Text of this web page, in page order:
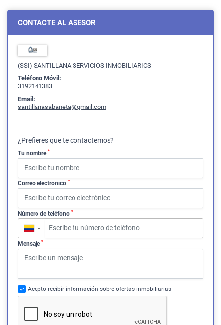
CONTACTE AL ASESOR
(SSI) SANTILLANA SERVICIOS INMOBILIARIOS
Teléfono Móvil:
3192141383
Email:
santillanasabaneta@gmail.com
¿Prefieres que te contactemos?
Tu nombre *
Correo electrónico *
Número de teléfono *
▼
Mensaje *
Acepto recibir información sobre ofertas inmobiliarias